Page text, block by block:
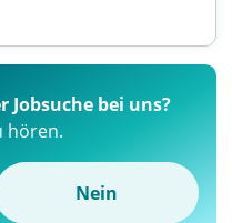
Jobsuche bei uns?
hören.
Nein